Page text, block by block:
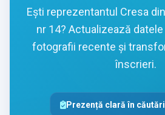
Ești reprezentantul Cresa
nr 14? Actualizează
fotografii recente și
înscrieri.
Prezență clară în